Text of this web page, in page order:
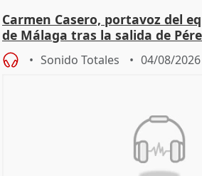
Carmen Casero, portavoz del
de Málaga tras la salida de
Sonido Totales 04/08/2026